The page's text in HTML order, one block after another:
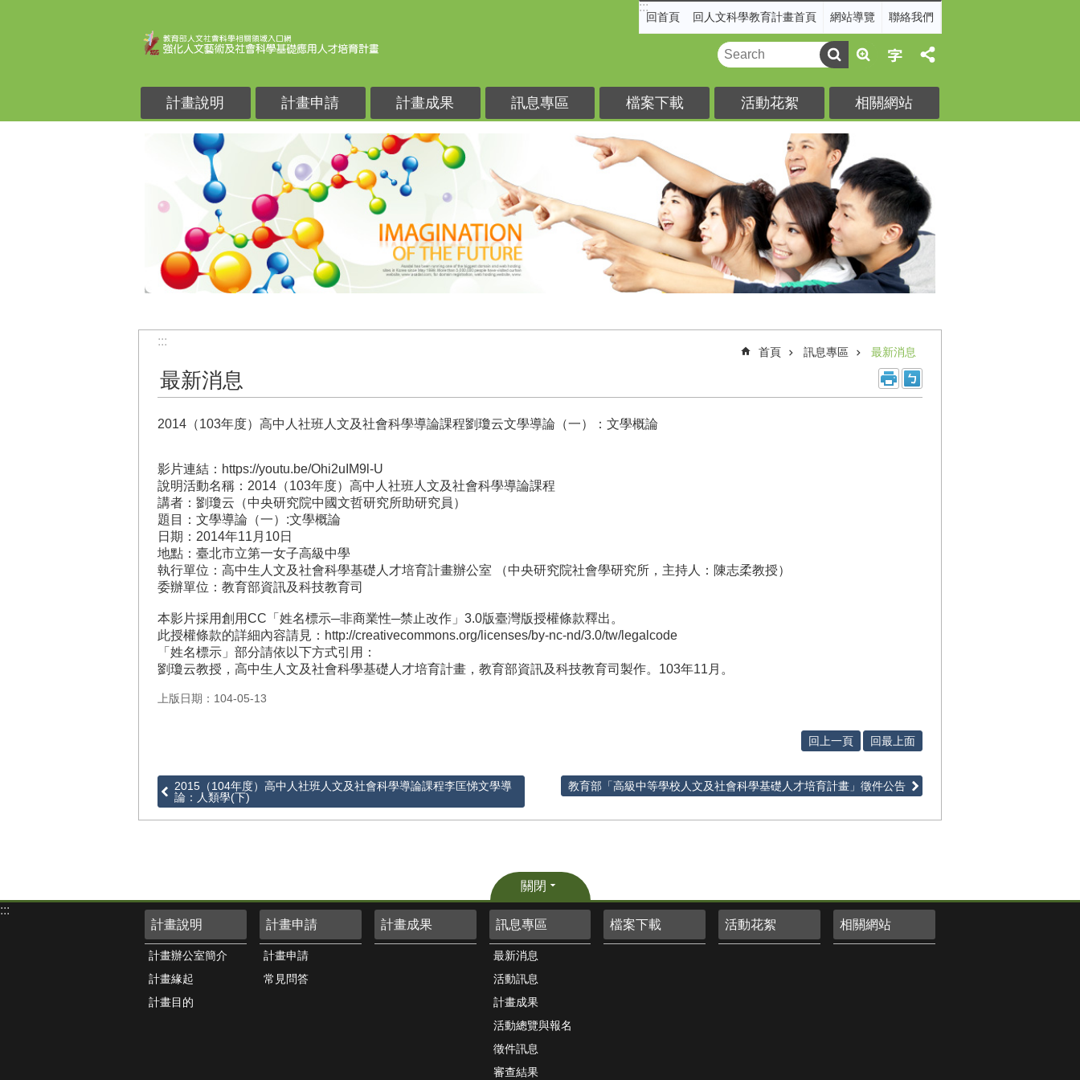
:::
回首頁 回人文科學教育計畫首頁 網站導覽 聯絡我們
計畫說明 計畫申請 計畫成果 訊息專區 檔案下載 活動花絮 相關網站
:::
首頁 訊息專區 最新消息
最新消息
2014（103年度）高中人社班人文及社會科學導論課程劉瓊云文學導論（一）：文學概論
影片連結：https://youtu.be/Ohi2uIM9l-U
說明活動名稱：2014（103年度）高中人社班人文及社會科學導論課程
講者：劉瓊云（中央研究院中國文哲研究所助研究員）
題目：文學導論（一）:文學概論
日期：2014年11月10日
地點：臺北市立第一女子高級中學
執行單位：高中生人文及社會科學基礎人才培育計畫辦公室 （中央研究院社會學研究所，主持人：陳志柔教授）
委辦單位：教育部資訊及科技教育司
本影片採用創用CC「姓名標示─非商業性─禁止改作」3.0版臺灣版授權條款釋出。
此授權條款的詳細內容請見：http://creativecommons.org/licenses/by-nc-nd/3.0/tw/legalcode
「姓名標示」部分請依以下方式引用：
劉瓊云教授，高中生人文及社會科學基礎人才培育計畫，教育部資訊及科技教育司製作。103年11月。
上版日期：104-05-13
回上一頁 回最上面
2015（104年度）高中人社班人文及社會科學導論課程李匡悌文學導
論：人類學(下)
教育部「高級中等學校人文及社會科學基礎人才培育計畫」徵件公告
關閉
:::
計畫說明
計畫辦公室簡介
計畫緣起
計畫目的
計畫申請
計畫申請
常見問答
計畫成果 訊息專區
最新消息
活動訊息
計畫成果
活動總覽與報名
徵件訊息
審查結果
檔案下載 活動花絮 相關網站